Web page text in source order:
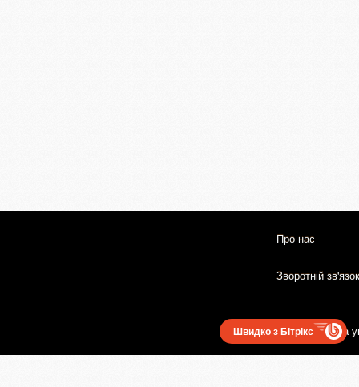
Про нас
Зворотній зв'язок
Користувацька
Швидко з Бітрікс